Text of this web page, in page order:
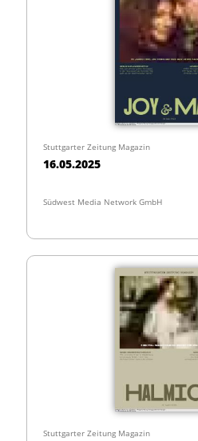
Stuttgarter Zeitung Magazin
16.05.2025
Südwest Media Network GmbH
Stuttgarter Zeitung Magazin